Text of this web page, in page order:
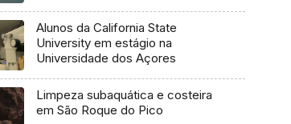
Alunos da California State
University em estágio na
Universidade dos Açores
Limpeza subaquática e costeira
em São Roque do Pico